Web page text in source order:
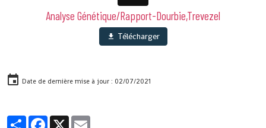
Analyse Génétique/Rapport-Dourbie,Trevezel
Télécharger
Date de dernière mise à jour : 02/07/2021
PartagerFacebook
X